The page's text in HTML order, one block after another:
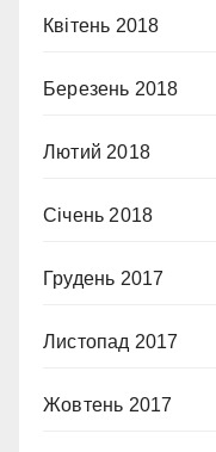
Квітень 2018
Березень 2018
Лютий 2018
Січень 2018
Грудень 2017
Листопад 2017
Жовтень 2017